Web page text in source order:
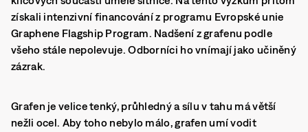
získali intenzivní financování z programu Evropské unie
Graphene Flagship Program. Nadšení z grafenu podle
všeho stále nepolevuje. Odborníci ho vnímají jako učiněný
zázrak.
Grafen je velice tenký, průhledný a sílu v tahu má větší
nežli ocel. Aby toho nebylo málo, grafen umí vodit